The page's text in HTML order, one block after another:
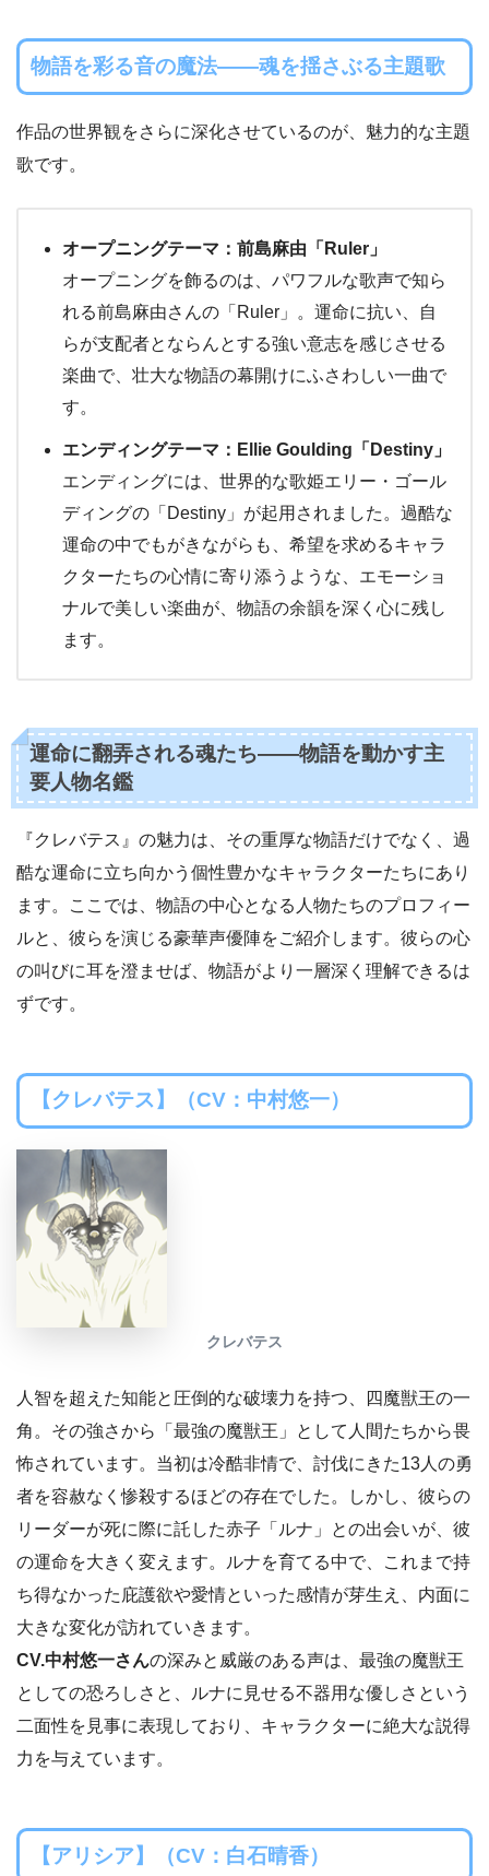
物語を彩る音の魔法——魂を揺さぶる主題歌
作品の世界観をさらに深化させているのが、魅力的な主題
歌です。
オープニングテーマ：前島麻由「Ruler」
オープニングを飾るのは、パワフルな歌声で知ら
れる前島麻由さんの「Ruler」。運命に抗い、自
らが支配者とならんとする強い意志を感じさせる
楽曲で、壮大な物語の幕開けにふさわしい一曲で
す。
エンディングテーマ：Ellie Goulding「Destiny」
エンディングには、世界的な歌姫エリー・ゴール
ディングの「Destiny」が起用されました。過酷な
運命の中でもがきながらも、希望を求めるキャラ
クターたちの心情に寄り添うような、エモーショ
ナルで美しい楽曲が、物語の余韻を深く心に残し
ます。
運命に翻弄される魂たち——物語を動かす主
要人物名鑑
『クレバテス』の魅力は、その重厚な物語だけでなく、過
酷な運命に立ち向かう個性豊かなキャラクターたちにあり
ます。ここでは、物語の中心となる人物たちのプロフィー
ルと、彼らを演じる豪華声優陣をご紹介します。彼らの心
の叫びに耳を澄ませば、物語がより一層深く理解できるは
ずです。
【クレバテス】（CV：中村悠一）
クレバテス
人智を超えた知能と圧倒的な破壊力を持つ、四魔獣王の一
角。その強さから「最強の魔獣王」として人間たちから畏
怖されています。当初は冷酷非情で、討伐にきた13人の勇
者を容赦なく惨殺するほどの存在でした。しかし、彼らの
リーダーが死に際に託した赤子「ルナ」との出会いが、彼
の運命を大きく変えます。ルナを育てる中で、これまで持
ち得なかった庇護欲や愛情といった感情が芽生え、内面に
大きな変化が訪れていきます。
CV.中村悠一さんの深みと威厳のある声は、最強の魔獣王
としての恐ろしさと、ルナに見せる不器用な優しさという
二面性を見事に表現しており、キャラクターに絶大な説得
力を与えています。
【アリシア】（CV：白石晴香）